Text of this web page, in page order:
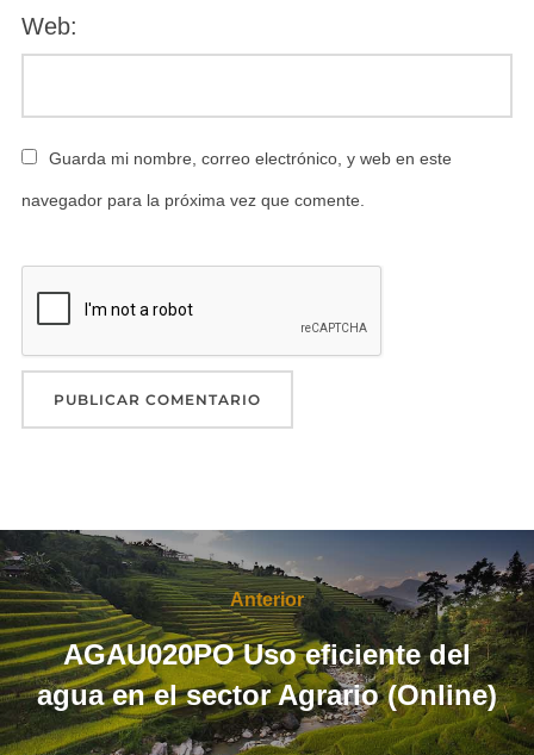
Web:
Guarda mi nombre, correo electrónico, y web en este
navegador para la próxima vez que comente.
Navegación
de
entradas
Anterior
Anterior
AGAU020PO Uso eficiente del
agua en el sector Agrario (Online)